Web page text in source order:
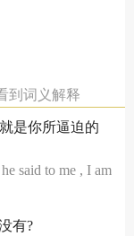
到词义解释
是你所逼迫的
said to me , I am
有?